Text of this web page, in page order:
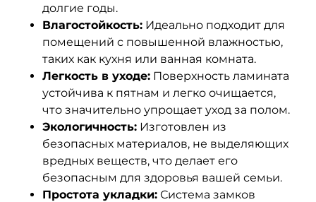
долгие годы.
Влагостойкость: Идеально подходит для
помещений с повышенной влажностью,
таких как кухня или ванная комната.
Легкость в уходе: Поверхность ламината
устойчива к пятнам и легко очищается,
что значительно упрощает уход за полом.
Экологичность: Изготовлен из
безопасных материалов, не выделяющих
вредных веществ, что делает его
безопасным для здоровья вашей семьи.
Простота укладки: Система замков